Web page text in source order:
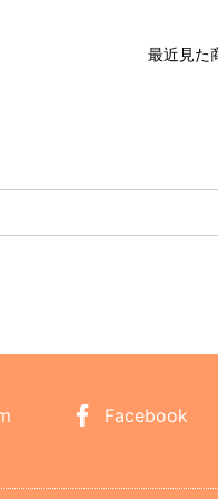
最近見た
Facebook